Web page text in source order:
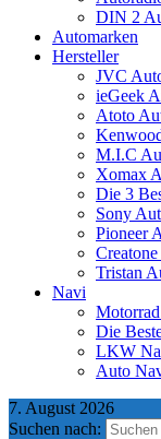
DIN 2
Automarken
Hersteller
JVC
ieGeek
Atoto
M.I.C
Xomax
Die 3
Sony
Pioneer
Tristan
Navi
Die
LKW
Auto
7. August 2026
Suchen nach: